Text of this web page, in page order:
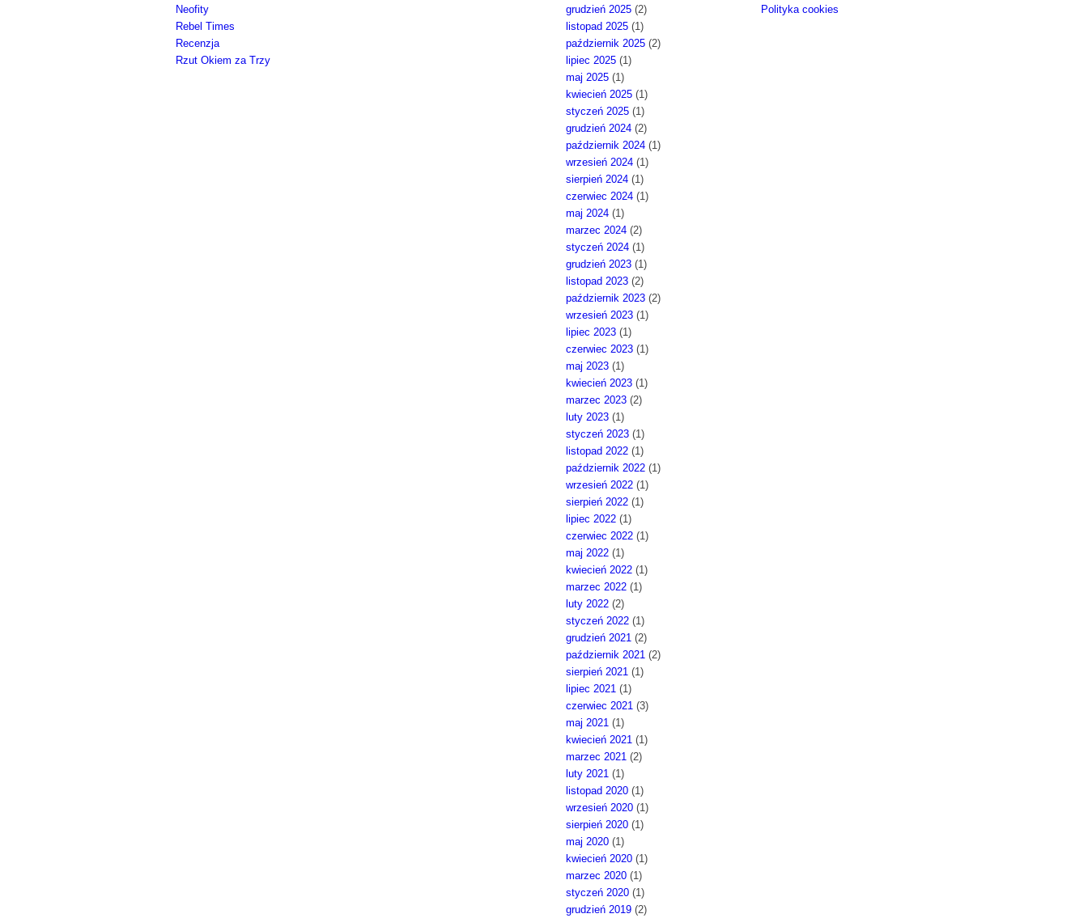
Neofity
Rebel Times
Recenzja
Rzut Okiem za Trzy
grudzień 2025 (2)
listopad 2025 (1)
październik 2025 (2)
lipiec 2025 (1)
maj 2025 (1)
kwiecień 2025 (1)
styczeń 2025 (1)
grudzień 2024 (2)
październik 2024 (1)
wrzesień 2024 (1)
sierpień 2024 (1)
czerwiec 2024 (1)
maj 2024 (1)
marzec 2024 (2)
styczeń 2024 (1)
grudzień 2023 (1)
listopad 2023 (2)
październik 2023 (2)
wrzesień 2023 (1)
lipiec 2023 (1)
czerwiec 2023 (1)
maj 2023 (1)
kwiecień 2023 (1)
marzec 2023 (2)
luty 2023 (1)
styczeń 2023 (1)
listopad 2022 (1)
październik 2022 (1)
wrzesień 2022 (1)
sierpień 2022 (1)
lipiec 2022 (1)
czerwiec 2022 (1)
maj 2022 (1)
kwiecień 2022 (1)
marzec 2022 (1)
luty 2022 (2)
styczeń 2022 (1)
grudzień 2021 (2)
październik 2021 (2)
sierpień 2021 (1)
lipiec 2021 (1)
czerwiec 2021 (3)
maj 2021 (1)
kwiecień 2021 (1)
marzec 2021 (2)
luty 2021 (1)
listopad 2020 (1)
wrzesień 2020 (1)
sierpień 2020 (1)
maj 2020 (1)
kwiecień 2020 (1)
marzec 2020 (1)
styczeń 2020 (1)
grudzień 2019 (2)
Polityka cookies